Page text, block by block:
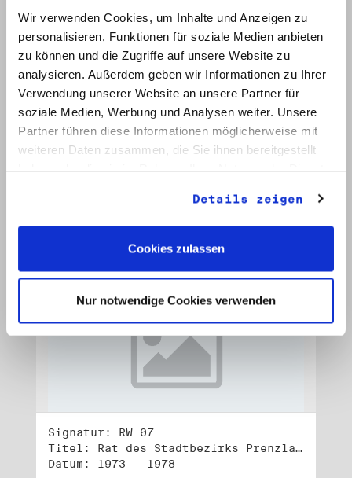
Wir verwenden Cookies, um Inhalte und Anzeigen zu
personalisieren, Funktionen für soziale Medien anbieten
zu können und die Zugriffe auf unsere Website zu
analysieren. Außerdem geben wir Informationen zu Ihrer
Verwendung unserer Website an unsere Partner für
soziale Medien, Werbung und Analysen weiter. Unsere
Partner führen diese Informationen möglicherweise mit
weiteren Daten zusammen, die Sie ihnen bereitgestellt
Details zeigen
Cookies zulassen
Nur notwendige Cookies verwenden
Signatur: RW 06
Titel: Lebensdokumente
Datum: 1972 - 2001
Signatur: RW 07
Titel: Rat des Stadtbezirks Prenzlauer Berg in Berlin
Datum: 1973 - 1978